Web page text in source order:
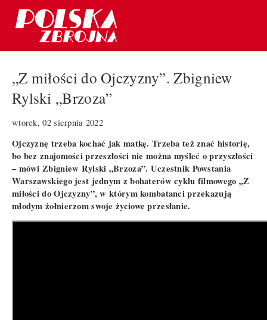
„Z miłości do Ojczyzny”. Zbigniew
Rylski „Brzoza”
wtorek, 02 sierpnia 2022
Ojczyznę trzeba kochać jak matkę. Trzeba też znać historię,
bo bez znajomości przeszłości nie można myśleć o przyszłości
– mówi Zbigniew Rylski „Brzoza”. Uczestnik Powstania
Warszawskiego jest jednym z bohaterów cyklu filmowego „Z
miłości do Ojczyzny”, w którym kombatanci przekazują
młodym żołnierzom swoje życiowe przesłanie.